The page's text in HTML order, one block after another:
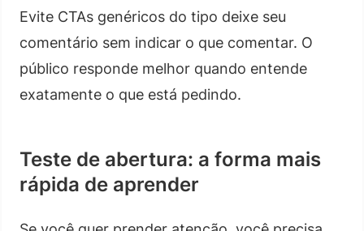
Evite CTAs genéricos do tipo deixe seu
comentário sem indicar o que comentar. O
público responde melhor quando entende
exatamente o que está pedindo.
Teste de abertura: a forma mais
rápida de aprender